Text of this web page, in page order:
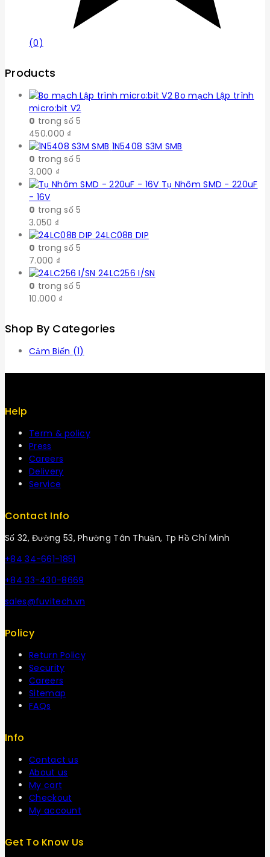
(0)
Products
Bo mạch Lập trình
micro:bit V2
0 trong số 5
450.000 ₫
1N5408 S3M SMB
0 trong số 5
3.000 ₫
Tụ Nhôm SMD - 220uF
- 16V
0 trong số 5
3.050 ₫
24LC08B DIP
0 trong số 5
7.000 ₫
24LC256 I/SN
0 trong số 5
10.000 ₫
Shop By Categories
Cảm Biến (1)
Help
Term & policy
Press
Careers
Delivery
Service
Contact Info
Số 32, Đường 53, Phường Tân Thuận, Tp Hồ Chí Minh
+84 34-661-1851
+84 33-430-8669
sales@fuvitech.vn
Policy
Return Policy
Security
Careers
Sitemap
FAQs
Info
Contact us
About us
My cart
Checkout
My account
Get To Know Us